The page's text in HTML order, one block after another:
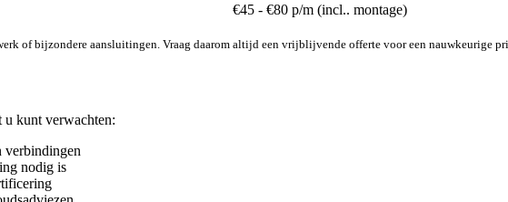
€45 - €80 p/m (incl.. montage)
of bijzondere aansluitingen. Vraag daarom altijd een vrijblijvende offerte voor een nauwkeurige
u kunt verwachten:
verbindingen
nodig is